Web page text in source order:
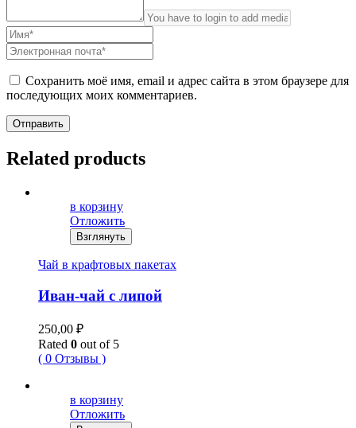
Сохранить моё имя, email и адрес сайта в этом браузере для
последующих моих комментариев.
Отправить
Related products
в корзину
Отложить
Взглянуть
Чай в крафтовых пакетах
Иван-чай с липой
250,00 ₽
Rated 0 out of 5
( 0 Отзывы )
в корзину
Отложить